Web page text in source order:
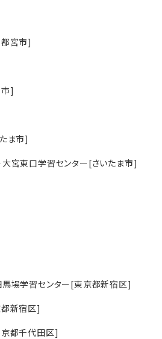
宮市]
]
ま市]
大宮東口学習センター[さいたま市]
馬場学習センター[東京都新宿区]
新宿区]
都千代田区]